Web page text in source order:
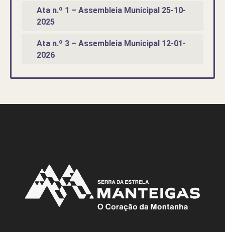
Ata n.º 1 – Assembleia Municipal 25-10-
2025
Ata n.º 3 – Assembleia Municipal 12-01-
2026